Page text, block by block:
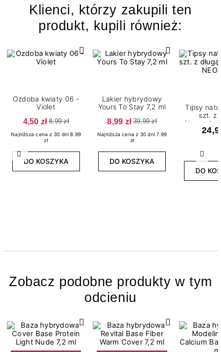
Klienci, którzy zakupili ten
produkt, kupili również:
Poprzedni
Ozdoba kwiaty 06 -
Violet
4,50 zł 8,99 zł
Najniższa cena z 30 dni 8.99
zł
DO KOSZYKA
Lakier hybrydowy
Yours To Stay 7,2 ml
8,99 zł 39,99 zł
Najniższa cena z 30 dni 7.99
zł
DO KOSZYKA
Tipsy
szt. z
kieszonką
DO
Zobacz podobne produkty w tym
odcieniu